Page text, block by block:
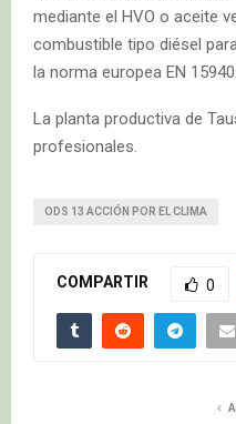
mediante el HVO o aceite
combustible tipo diésel
la norma europea EN 15940.
La planta productiva de
profesionales.
ODS 13 ACCIÓN POR EL CLIMA
COMPARTIR 0